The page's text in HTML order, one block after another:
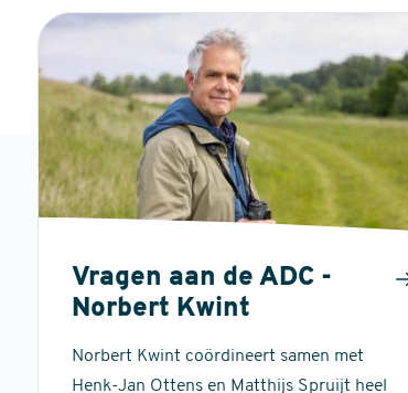
Vragen aan de ADC -
Norbert Kwint
Norbert Kwint coördineert samen met
Henk-Jan Ottens en Matthijs Spruijt heel